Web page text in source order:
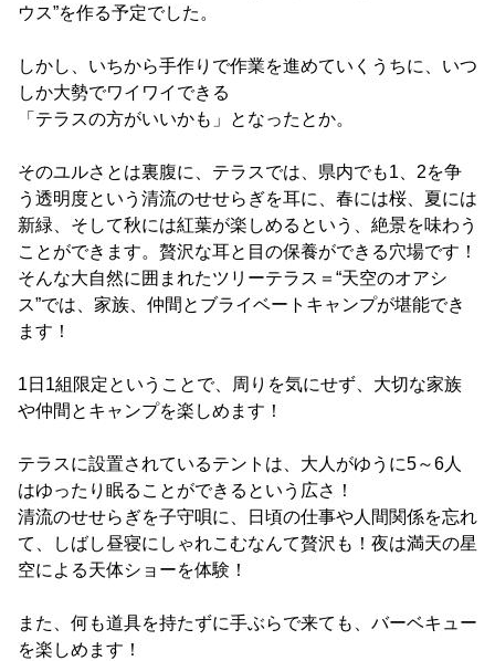
ウス”を作る予定でした。
しかし、いちから手作りで作業を進めていくうちに、いつ
しか大勢でワイワイできる
「テラスの方がいいかも」となったとか。
そのユルさとは裏腹に、テラスでは、県内でも1、2を争
う透明度という清流のせせらぎを耳に、春には桜、夏には
新緑、そして秋には紅葉が楽しめるという、絶景を味わう
ことができます。贅沢な耳と目の保養ができる穴場です！
そんな大自然に囲まれたツリーテラス＝“天空のオアシ
ス”では、家族、仲間とブライベートキャンプが堪能でき
ます！
1日1組限定ということで、周りを気にせず、大切な家族
や仲間とキャンプを楽しめます！
テラスに設置されているテントは、大人がゆうに5～6人
はゆったり眠ることができるという広さ！
清流のせせらぎを子守唄に、日頃の仕事や人間関係を忘れ
て、しばし昼寝にしゃれこむなんて贅沢も！夜は満天の星
空による天体ショーを体験！
また、何も道具を持たずに手ぶらで来ても、バーベキュー
を楽しめます！